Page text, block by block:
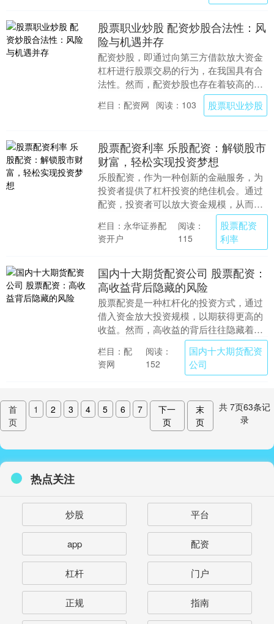
股票职业炒股 配资炒股合法性：风
险与机遇并存
配资炒股，即通过向第三方借款放大资金
杠杆进行股票交易的行为，在我国具有合
法性。然而，配资炒股也存在着较高的风
险股票职业炒股，投资者需谨慎参与。 在
配资期间，股票....
栏目：配资网 阅读：103 股票职业炒股
股票配资利率 乐股配资：解锁股市
财富，轻松实现投资梦想
乐股配资，作为一种创新的金融服务，为
投资者提供了杠杆投资的绝佳机会。通过
配资，投资者可以放大资金规模，从而提
高投资收益。 1. **确定配债交易时间：**
配债通....
栏目：永华证券配
资开户
阅读：
115
股票配资
利率
国内十大期货配资公司 股票配资：
高收益背后隐藏的风险
股票配资是一种杠杆化的投资方式，通过
借入资金放大投资规模，以期获得更高的
收益。然而，高收益的背后往往隐藏着巨
大的风险。 * **降低成本：**利息支出是配
资投资....
栏目：配
资网
阅读：
152
国内十大期货配资
公司
首
页
1 2 3 4 5 6 7
下一
页
末
页
共7页63条记
录
热点关注
炒股 平台
app 配资
杠杆 门户
正规 指南